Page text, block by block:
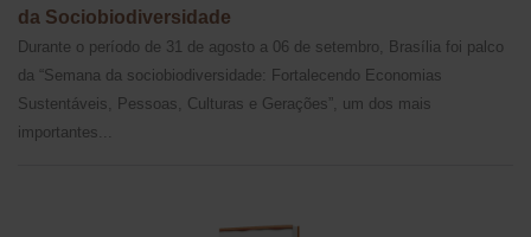
da Sociobiodiversidade
Durante o período de 31 de agosto a 06 de setembro, Brasília foi palco
da “Semana da sociobiodiversidade: Fortalecendo Economias
Sustentáveis, Pessoas, Culturas e Gerações”, um dos mais
importantes...